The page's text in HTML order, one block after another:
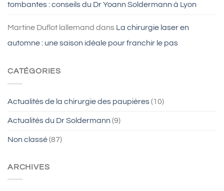
tombantes : conseils du Dr Yoann Soldermann à Lyon
Martine Duflot lallemand dans La chirurgie laser en
automne : une saison idéale pour franchir le pas
CATÉGORIES
Actualités de la chirurgie des paupières(10)
Actualités du Dr Soldermann (9)
Non classé(87)
ARCHIVES